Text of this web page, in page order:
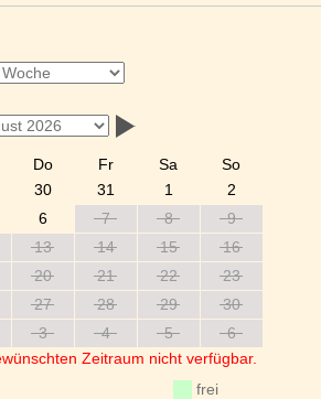
Do Fr Sa
So
30 31 1
2
6 7 8
9
13 14 15
16
20 21 22
23
27 28 29
30
3 4 5
6
Zeitraum nicht verfügbar.
frei